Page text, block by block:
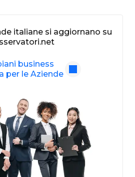
italiane si aggiornano su
business
per le Aziende